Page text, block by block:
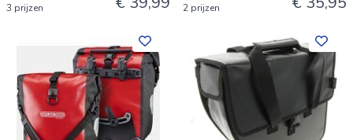
3 prijzen 2 prijzen